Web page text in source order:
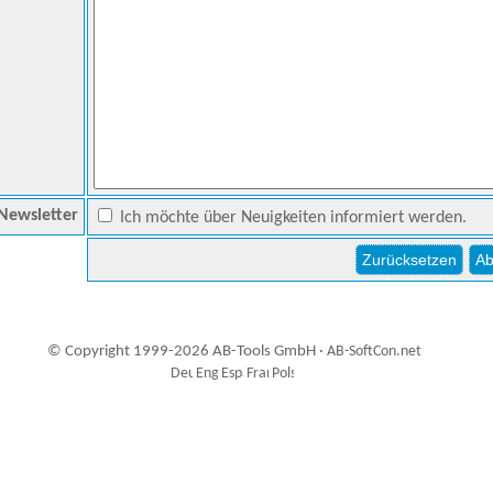
Newsletter Ich möchte über Neuigkeiten informiert werden.
© Copyright 1999-2026 AB-Tools GmbH · AB-SoftCon.net